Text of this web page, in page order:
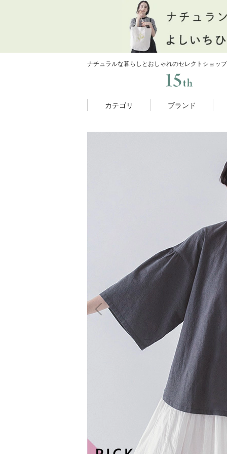
ナチュラルな暮らしとおしゃれのセレクトショップ
カテゴリ ブランド